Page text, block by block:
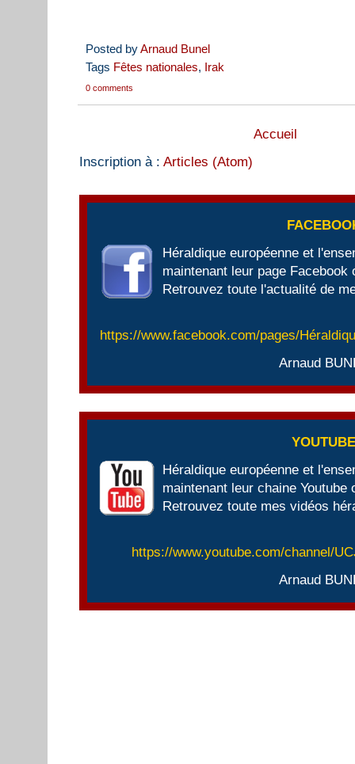
Posted byArnaud Bunel
Tags Fêtes nationales, Irak
0 comments
Accueil
Inscription à : Articles (Atom)
Héraldique européenne et
maintenant leur page Facebook
Retrouvez toute l'actualité de
https://www.facebook.com/pages/
Arnaud
Héraldique européenne et
maintenant leur chaine Youtube
Retrouvez toute mes vidéos
https://www.youtube.com/channel/
Arnaud